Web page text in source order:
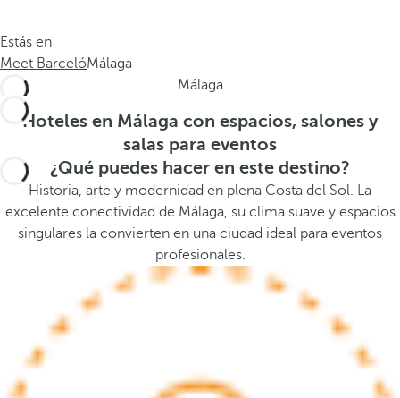
.b
a
b
Estás en
Meet BarcelóMálaga
Málaga
Hoteles en Málaga con espacios, salones y
salas para eventos
¿Qué puedes hacer en este destino?
Historia, arte y modernidad en plena Costa del Sol. La
excelente conectividad de Málaga, su clima suave y espacios
singulares la convierten en una ciudad ideal para eventos
profesionales.